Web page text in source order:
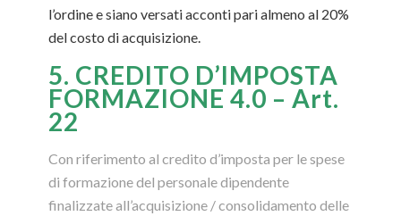
l’ordine e siano versati acconti pari almeno al 20%
del costo di acquisizione.
5. CREDITO D’IMPOSTA
FORMAZIONE 4.0 – Art.
22
Con riferimento al credito d’imposta per le spese
di formazione del personale dipendente
finalizzate all’acquisizione / consolidamento delle